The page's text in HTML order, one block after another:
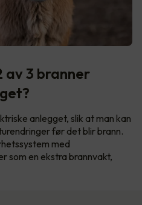
av 3 branner
anlegget, slik at man kan
før det blir brann.
med
som en ekstra brannvakt,